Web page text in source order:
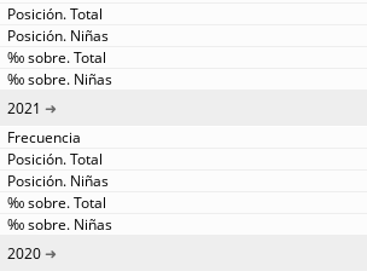
2021
2020